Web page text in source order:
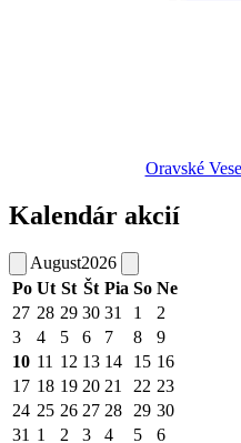
Oravské
Kalendár akcií
August2026
Po Ut St Št Pia So Ne
27 28 29 30 31 1
2
3
4 5 6 7 8
9
10 11 12 13 14 15 16
17 18 19 20 21 22 23
24 25 26 27 28 29 30
31 1 2 3 4 5 6